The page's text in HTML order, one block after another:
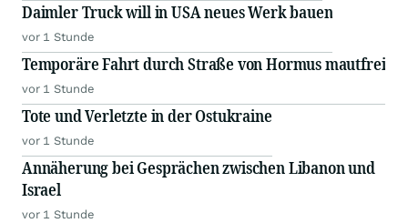
Daimler Truck will in USA neues Werk bauen
vor 1 Stunde
Temporäre Fahrt durch Straße von Hormus mautfrei
vor 1 Stunde
Tote und Verletzte in der Ostukraine
vor 1 Stunde
Annäherung bei Gesprächen zwischen Libanon und
Israel
vor 1 Stunde